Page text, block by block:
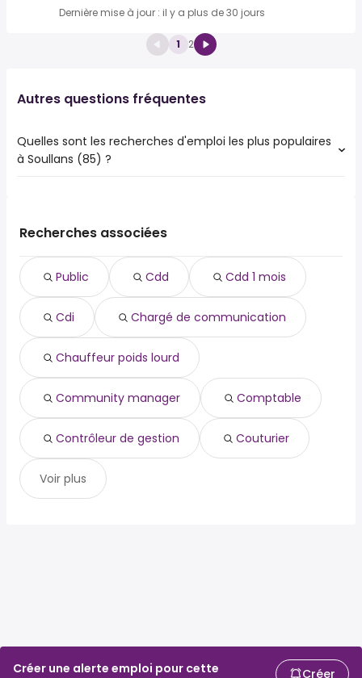
Créer une alerte emploi pour cette
Créer
Dernière mise à jour : il y a plus de 30 jours
1 2
Autres questions fréquentes
Quelles sont les recherches d'emploi les plus populaires
à Soullans (85) ?
public
cdi
chargé de communication
chauffeur poids lourd
community manager
comptable
couturier
Recherches associées
Public Cdd Cdd 1 mois
Cdi Chargé de communication
Chauffeur poids lourd
Community manager Comptable
Contrôleur de gestion Couturier
Voir plus